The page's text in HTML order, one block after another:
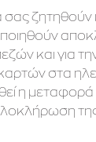
σας
και για
στα
η